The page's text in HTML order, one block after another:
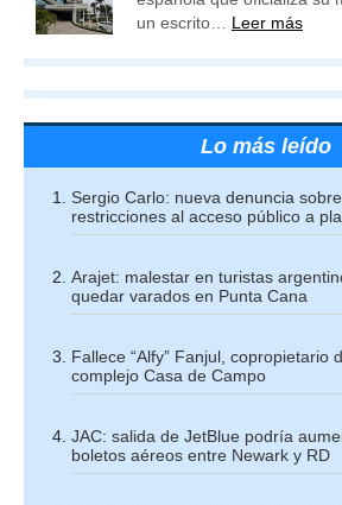
un escrito… Leer más
Lo más leído
Sergio Carlo: nueva denuncia sobre
restricciones al acceso público a
Arajet: malestar en turistas
quedar varados en Punta Cana
Fallece “Alfy” Fanjul, copropietario
complejo Casa de Campo
JAC: salida de JetBlue podría
boletos aéreos entre Newark y RD